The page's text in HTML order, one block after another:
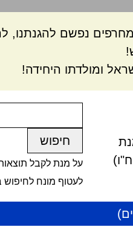
נפשם
ומולדתו היחידה!
על מנת לקבל תוצאות
לעטוף מונח